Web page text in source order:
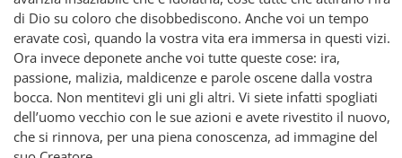
di Dio su coloro che disobbediscono. Anche voi un tempo
eravate così, quando la vostra vita era immersa in questi vizi.
Ora invece deponete anche voi tutte queste cose: ira,
passione, malizia, maldicenze e parole oscene dalla vostra
bocca. Non mentitevi gli uni gli altri. Vi siete infatti spogliati
dell’uomo vecchio con le sue azioni e avete rivestito il nuovo,
che si rinnova, per una piena conoscenza, ad immagine del